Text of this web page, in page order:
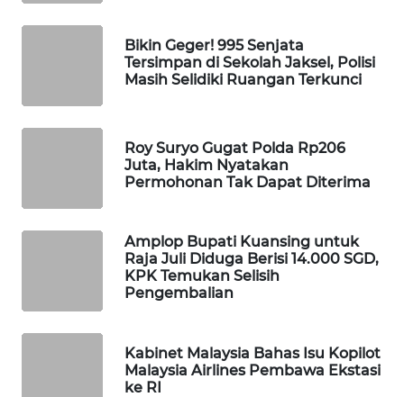
Bikin Geger! 995 Senjata
Tersimpan di Sekolah Jaksel, Polisi
Masih Selidiki Ruangan Terkunci
Roy Suryo Gugat Polda Rp206
Juta, Hakim Nyatakan
Permohonan Tak Dapat Diterima
Amplop Bupati Kuansing untuk
Raja Juli Diduga Berisi 14.000 SGD,
KPK Temukan Selisih
Pengembalian
Kabinet Malaysia Bahas Isu Kopilot
Malaysia Airlines Pembawa Ekstasi
ke RI
ID
WATCH